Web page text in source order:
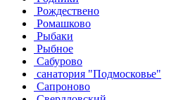
Рождествено
Ромашково
Рыбаки
Рыбное
Сабурово
санатория "Подмосковье"
Сапроново